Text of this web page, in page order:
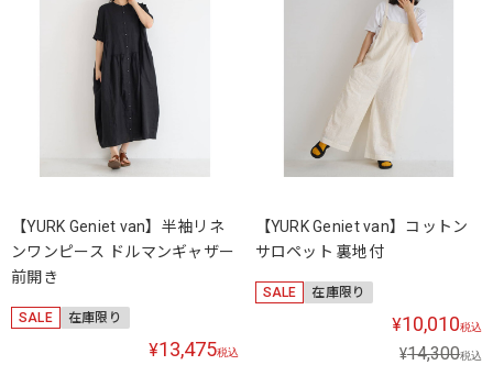
【YURK Geniet van】半袖リネ
ンワンピース ドルマンギャザー
前開き
SALE 在庫限り
¥13,475税込
【YURK Geniet van】コットン
サロペット 裏地付
SALE 在庫限り
¥10,010税込
¥14,300税込